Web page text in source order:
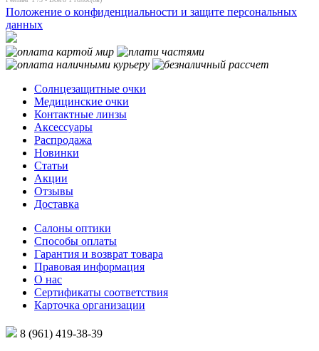
Положение о конфиденциальности и защите персональных
данных
Солнцезащитные очки
Медицинские очки
Контактные линзы
Аксессуары
Распродажа
Новинки
Статьи
Акции
Отзывы
Доставка
Салоны оптики
Способы оплаты
Гарантия и возврат товара
Правовая информация
О нас
Сертификаты соответствия
Карточка организации
8 (961) 419-38-39